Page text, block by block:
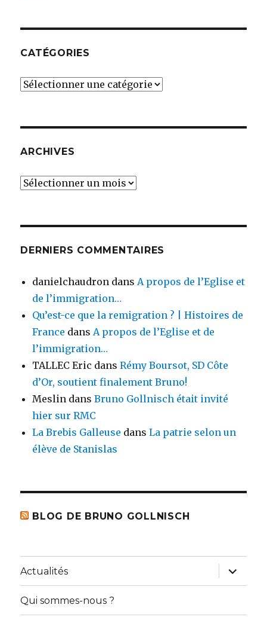
CATÉGORIES
Catégories
ARCHIVES
Archives
DERNIERS COMMENTAIRES
danielchaudron dansA propos de l’Eglise et
de l’immigration…
Qu’est-ce que la remigration ? | Histoires de
France dansA propos de l’Eglise et de
l’immigration…
TALLEC Eric dansRémy Boursot, SD Côte
d’Or, soutient finalement Bruno!
Meslin dansBruno Gollnisch était invité
hier sur RMC
La Brebis Galleuse dansLa patrie selon un
élève de Stanislas
BLOG DE BRUNO GOLLNISCH
Actualités
ouvrir
le
sous-
Qui sommes-nous ?